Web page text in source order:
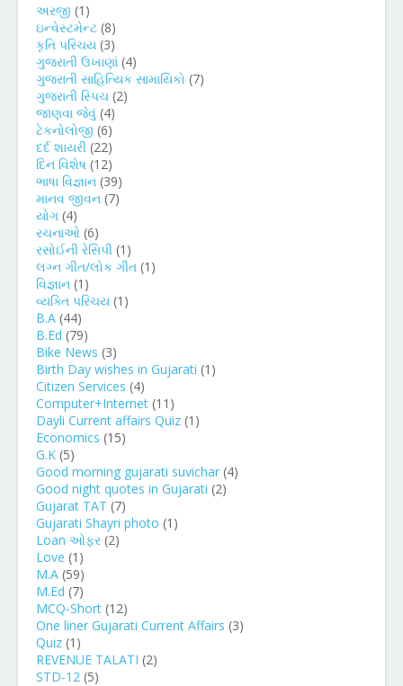
અરજી (1)
ઇન્વેસ્ટમેન્ટ (8)
કૃતિ પરિચય (3)
ગુજરાતી ઉખાણાં (4)
ગુજરાતી સાહિત્યિક સામાયિકો (7)
ગુજરાતી સ્પિચ (2)
જાણવા જેવું (4)
ટેકનોલોજી (6)
દર્દ શાયરી (22)
દિન વિશેષ (12)
ભાષા વિજ્ઞાન (39)
માનવ જીવન (7)
યોગ (4)
રચનાઓ (6)
રસોઈની રેસિપી (1)
લગ્ન ગીત/લોક ગીત (1)
વિજ્ઞાન (1)
વ્યક્તિ પરિચય (1)
B.A (44)
B.Ed (79)
Bike News (3)
Birth Day wishes in Gujarati (1)
Citizen Services (4)
Computer+Internet (11)
Dayli Current affairs Quiz (1)
Economics (15)
G.K (5)
Good morning gujarati suvichar (4)
Good night quotes in Gujarati (2)
Gujarat TAT (7)
Gujarati Shayri photo (1)
Loan ઓફર (2)
Love (1)
M.A (59)
M.Ed (7)
MCQ-Short (12)
One liner Gujarati Current Affairs (3)
Quiz (1)
REVENUE TALATI (2)
STD-12 (5)